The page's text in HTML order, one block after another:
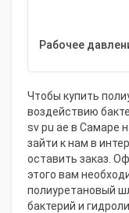
Рабочее
Чтобы купить
воздействию
sv pu ae в Самаре
зайти к нам в
оставить заказ.
этого вам
полиуретановый
бактерий и